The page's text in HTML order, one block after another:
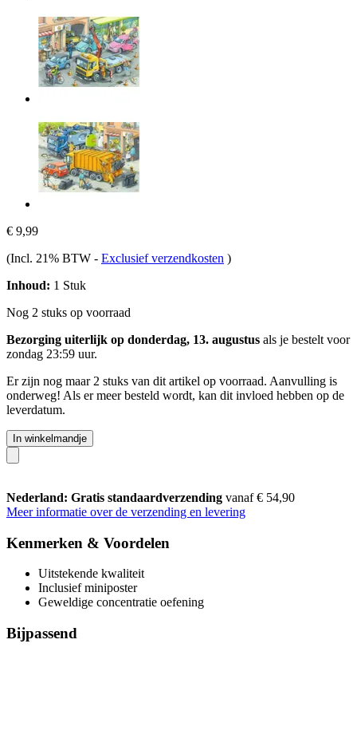
€ 9,99
(Incl. 21% BTW - Exclusief verzendkosten )
Inhoud: 1 Stuk
Nog 2 stuks op voorraad
Bezorging uiterlijk op donderdag, 13. augustus als je bestelt voor
zondag 23:59 uur.
Er zijn nog maar 2 stuks van dit artikel op voorraad. Aanvulling is
onderweg! Als er meer besteld wordt, kan dit invloed hebben op de
leverdatum.
In winkelmandje
Nederland: Gratis standaardverzending vanaf € 54,90
Meer informatie over de verzending en levering
Kenmerken & Voordelen
Uitstekende kwaliteit
Inclusief miniposter
Geweldige concentratie oefening
Bijpassend